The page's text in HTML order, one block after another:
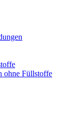
ohne Füllstoffe